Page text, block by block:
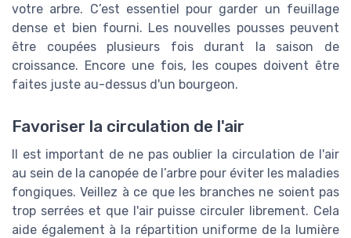
votre arbre. C’est essentiel pour garder un feuillage
dense et bien fourni. Les nouvelles pousses peuvent
être coupées plusieurs fois durant la saison de
croissance. Encore une fois, les coupes doivent être
faites juste au-dessus d'un bourgeon.
Favoriser la circulation de l'air
Il est important de ne pas oublier la circulation de l'air
au sein de la canopée de l’arbre pour éviter les maladies
fongiques. Veillez à ce que les branches ne soient pas
trop serrées et que l'air puisse circuler librement. Cela
aide également à la répartition uniforme de la lumière